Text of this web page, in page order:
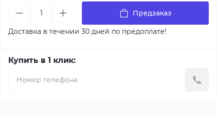
Предзаказ
Доставка в течении 30 дней по предоплате!
Купить в 1 клик: